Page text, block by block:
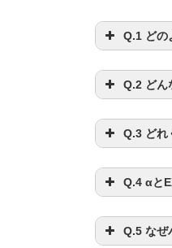
Q.1 どの
Q.2 どん
Q.3 どれ
Q.4 αと
Q.5 なぜ